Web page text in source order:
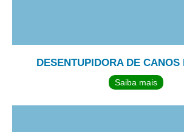
DESENTUPIDORA DE CANOS
Saiba mais